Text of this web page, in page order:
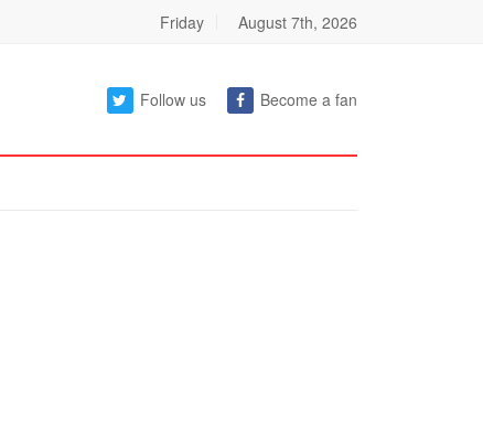
Friday August 7th, 2026
Follow us Become a fan